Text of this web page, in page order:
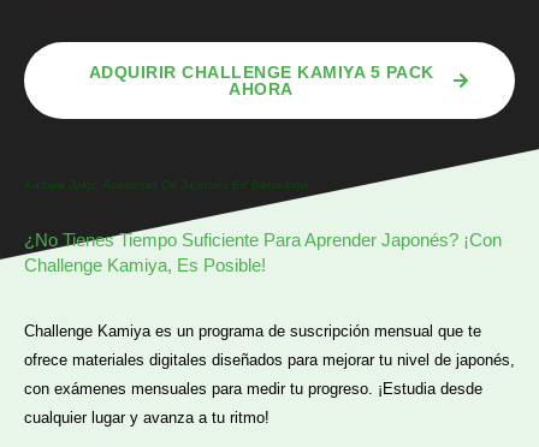
ADQUIRIR CHALLENGE KAMIYA 5 PACK
AHORA
Kamiya Juku. Academia De Japonés En Barcelona
¿No Tienes Tiempo Suficiente Para Aprender Japonés? ¡Con
Challenge Kamiya, Es Posible!
Challenge Kamiya es un programa de suscripción mensual que te
ofrece materiales digitales diseñados para mejorar tu nivel de japonés,
con exámenes mensuales para medir tu progreso. ¡Estudia desde
cualquier lugar y avanza a tu ritmo!